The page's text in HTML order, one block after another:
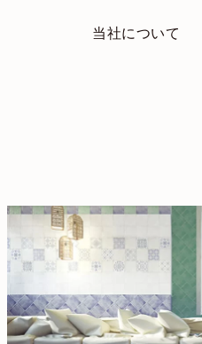
当社について